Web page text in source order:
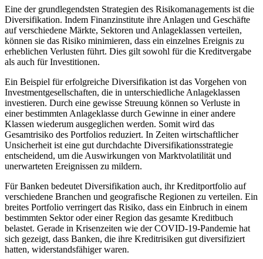
Eine der grundlegendsten Strategien des Risikomanagements ist die
Diversifikation. Indem Finanzinstitute ihre Anlagen und Geschäfte
auf verschiedene Märkte, Sektoren und Anlageklassen verteilen,
können sie das Risiko minimieren, dass ein einzelnes Ereignis zu
erheblichen Verlusten führt. Dies gilt sowohl für die Kreditvergabe
als auch für Investitionen.
Ein Beispiel für erfolgreiche Diversifikation ist das Vorgehen von
Investmentgesellschaften, die in unterschiedliche Anlageklassen
investieren. Durch eine gewisse Streuung können so Verluste in
einer bestimmten Anlageklasse durch Gewinne in einer andere
Klassen wiederum ausgeglichen werden. Somit wird das
Gesamtrisiko des Portfolios reduziert. In Zeiten wirtschaftlicher
Unsicherheit ist eine gut durchdachte Diversifikationsstrategie
entscheidend, um die Auswirkungen von Marktvolatilität und
unerwarteten Ereignissen zu mildern.
Für Banken bedeutet Diversifikation auch, ihr Kreditportfolio auf
verschiedene Branchen und geografische Regionen zu verteilen. Ein
breites Portfolio verringert das Risiko, dass ein Einbruch in einem
bestimmten Sektor oder einer Region das gesamte Kreditbuch
belastet. Gerade in Krisenzeiten wie der COVID-19-Pandemie hat
sich gezeigt, dass Banken, die ihre Kreditrisiken gut diversifiziert
hatten, widerstandsfähiger waren.